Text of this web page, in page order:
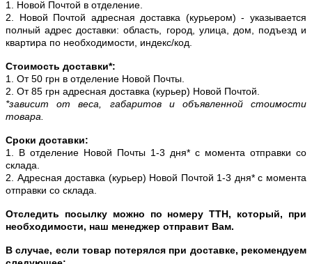
1. Новой Почтой в отделение.
2. Новой Почтой адресная доставка (курьером) - указывается
полный адрес доставки: область, город, улица, дом, подъезд и
квартира по необходимости, индекс/код.
Стоимость доставки*:
1. От 50 грн в отделение Новой Почты.
2. От 85 грн адресная доставка (курьер) Новой Почтой.
*зависит от веса, габаритов и объявленной стоимости
товара.
Сроки доставки:
1. В отделение Новой Почты 1-3 дня* с момента отправки со
склада.
2. Адресная доставка (курьер) Новой Почтой 1-3 дня* с момента
отправки со склада.
Отследить посылку можно по номеру ТТН, который, при
необходимости, наш менеджер отправит Вам.
В случае, если товар потерялся при доставке, рекомендуем